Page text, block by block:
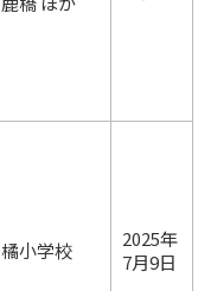
橘小学校
2025年
7月9日